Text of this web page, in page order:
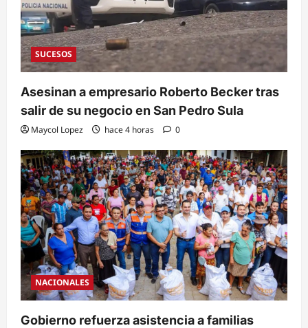
SUCESOS
Asesinan a empresario Roberto Becker tras
salir de su negocio en San Pedro Sula
Maycol Lopez hace 4 horas 0
NACIONALES
Gobierno refuerza asistencia a familias